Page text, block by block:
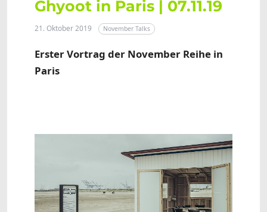
Ghyoot in Paris | 07.11.19
21. Oktober 2019 November Talks
Erster Vortrag der November Reihe in
Paris